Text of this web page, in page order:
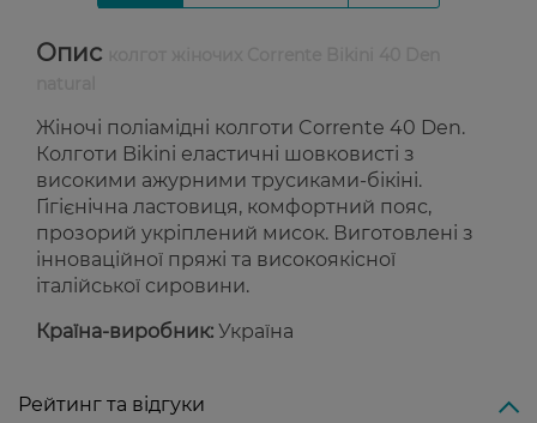
Опис
Жіночі поліамідні колготи Corrente 40 Den.
Колготи Bikini еластичні шовковисті з
високими ажурними трусиками-бікіні.
Гігієнічна ластовиця, комфортний пояс,
прозорий укріплений мисок. Виготовлені з
інноваційної пряжі та високоякісної
італійської сировини.
Країна-виробник: Україна
Рейтинг та відгуки